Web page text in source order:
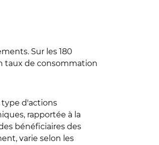
Sur les 180
taux de consommation
d'actions
rapportée à la
bénéficiaires des
varie selon les